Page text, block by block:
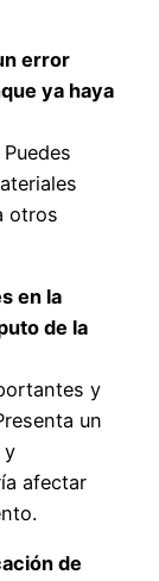
error
ya haya
otros
en la
de la
y
un
y
afectar
de